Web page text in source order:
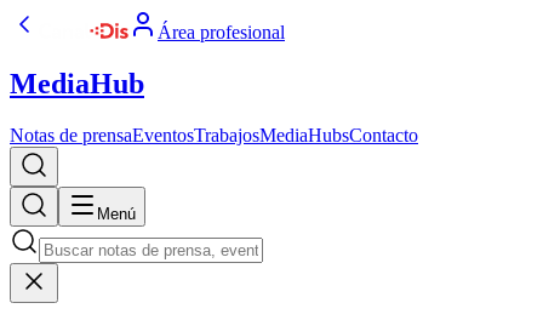
Área profesional
MediaHub
Notas de prensaEventosTrabajosMediaHubsContacto
Menú